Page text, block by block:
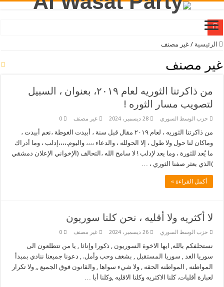
ظرفنا طارئ ، لعبوره ،الحكمة تقتضي فرض حالة الطوارئ
نصيحة لباسم ياخور وأمثاله , اغتنموا فرصة الإبتهاج والفرح بالنصر, وسارعوا
إخوتنا قادة المرحله المؤقته , ننتظر دعوتكم لنا , للقيام بواجبنا الوطني, في لقاء
بيان خاص , بالأخوة والأخوات , منتسبي وأعضاء حزب الوسط السوري
هذا ما يتوجب علينا الدعوة اليه والمطالبه بتنفيذه ، إخوتي السوريون
بيان الى دول العالم أجمع , من حزب الوسط السوري , نيابة عن شعب سوريا بكافة
فذكر، إن الذكرى تنفع المؤمنين !
شعبنا السوري ، وسادية السطلة الأسدية وحاضنتها !
حينما نتسم بدرجة ولو قليلة من الوعي ، ننتصر بعون الله تعالى !
الرئيسية / غير مصنف
غير مصنف
من ذاكرتنا الثوريه لعام ٢٠١٩، بعنوان ، السبيل
لتصويب مسار الثوره !
حزب الوسط السوري 28 ديسمبر، 2024 غير مصنف 0
من ذاكرتنا الثوريه ، لعام ٢٠١٩ مقال قبل سنة ، أبيدت الغوطة ،نعم أبيدت ،
وماكان لنا حول ولا طول ، إلا الحولله ، والدعاء ،،،، واليوم.،،،،إدلب ، وما أدراك
ما يُعد للثورة ، وما يعد لإدلب ! لا سامح الله ،التحالف (الإخواني الإعلان دمشقي
)الذي بعثر صفنا الثوري ، …
أكمل القراءة »
لا أكثريه ولا أقليه ، نحن كلنا سوريون
حزب الوسط السوري 26 ديسمبر، 2024 غير مصنف 0
نستحلفكم بالله, ايها الاخوة السوريون , ذكورا وإناثا , يا من تتطلعون الى
سوريا الغد , سوريا المستقبل , بشغف وحب وأمل. , دعونا جميعنا ننادي بمبدأ
المواطنه , المواطنه الحقه , ولا شيء سواها , والقانون فوق الجميع ,, ولا تكرار
لعبارة أقليات. كلنا الاكثريه وكلنا الاقليه ,وكلنا أيا …